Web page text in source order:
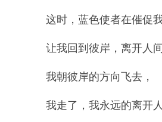
这时，蓝色使者在催促我
让我回到彼岸，离开人间
我朝彼岸的方向飞去，
我走了，我永远的离开人